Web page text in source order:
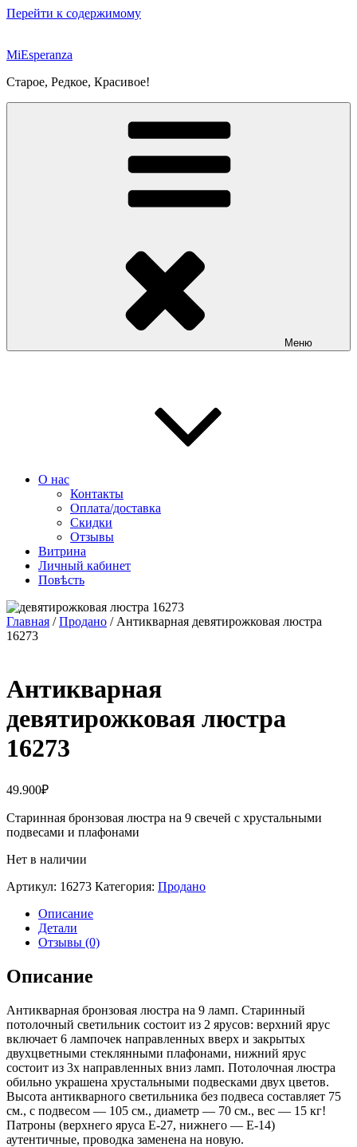
Перейти к содержимому
MiEsperanza
Старое, Редкое, Красивое!
Меню
О нас
Контакты
Оплата/доставка
Скидки
Отзывы
Витрина
Личный кабинет
Повѣсть
Главная /Продано / Антикварная девятирожковая люстра
16273
Антикварная
девятирожковая люстра
16273
49.900₽
Старинная бронзовая люстра на 9 свечей с хрустальными
подвесами и плафонами
Нет в наличии
Артикул: 16273 Категория: Продано
Описание
Детали
Отзывы (0)
Описание
Антикварная бронзовая люстра на 9 ламп. Старинный
потолочный светильник состоит из 2 ярусов: верхний ярус
включает 6 лампочек направленных вверх и закрытых
двухцветными стеклянными плафонами, нижний ярус
состоит из 3х направленных вниз ламп. Потолочная люстра
обильно украшена хрустальными подвесками двух цветов.
Высота антикварного светильника без подвеса составляет 75
см., с подвесом — 105 см., диаметр — 70 см., вес — 15 кг!
Патроны (верхнего яруса Е-27, нижнего — Е-14)
аутентичные, проводка заменена на новую.